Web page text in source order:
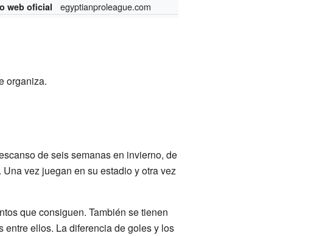
web oficial
egyptianproleague.com
organiza.
de seis semanas en invierno, de
vez juegan en su estadio y otra vez
que consiguen. También se tienen
ellos. La diferencia de goles y los